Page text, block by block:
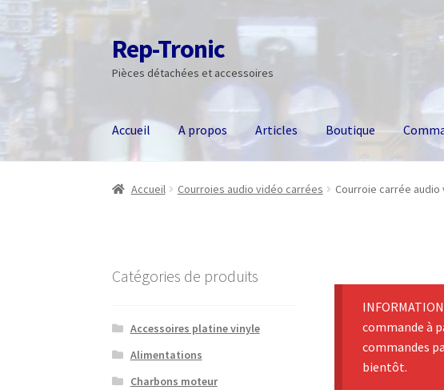
Aller
à
la
Aller
au
contenu
Rep-Tronic
Pièces détachées et accessoires
Accueil A propos Articles Boutique
Accueil Courroies audio vidéo carrées Courroie carrée audio
commande à
commandes
bientôt.
Catégories de produits
Accessoires platine vinyle
Alimentations
Charbons moteur